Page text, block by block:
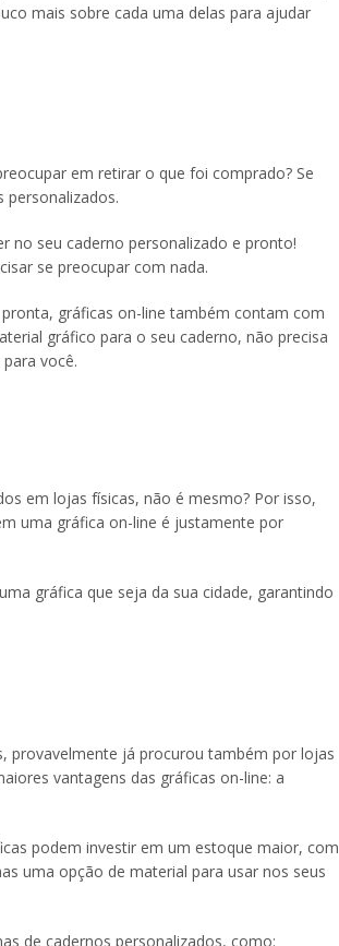
mais sobre cada uma delas para ajudar
em retirar o que foi comprado? Se
personalizados.
no seu caderno personalizado e pronto!
se preocupar com nada.
gráficas on-line também contam com
gráfico para o seu caderno, não precisa
você.
em lojas físicas, não é mesmo? Por isso,
uma gráfica on-line é justamente por
gráfica que seja da sua cidade, garantindo
provavelmente já procurou também por lojas
vantagens das gráficas on-line: a
podem investir em um estoque maior, com
uma opção de material para usar nos seus
de cadernos personalizados, como: